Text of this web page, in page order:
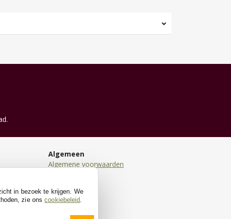
Algemeen
Algemene voorwaarden
Cookies
in bezoek te krijgen. We
zie onscookiebeleid